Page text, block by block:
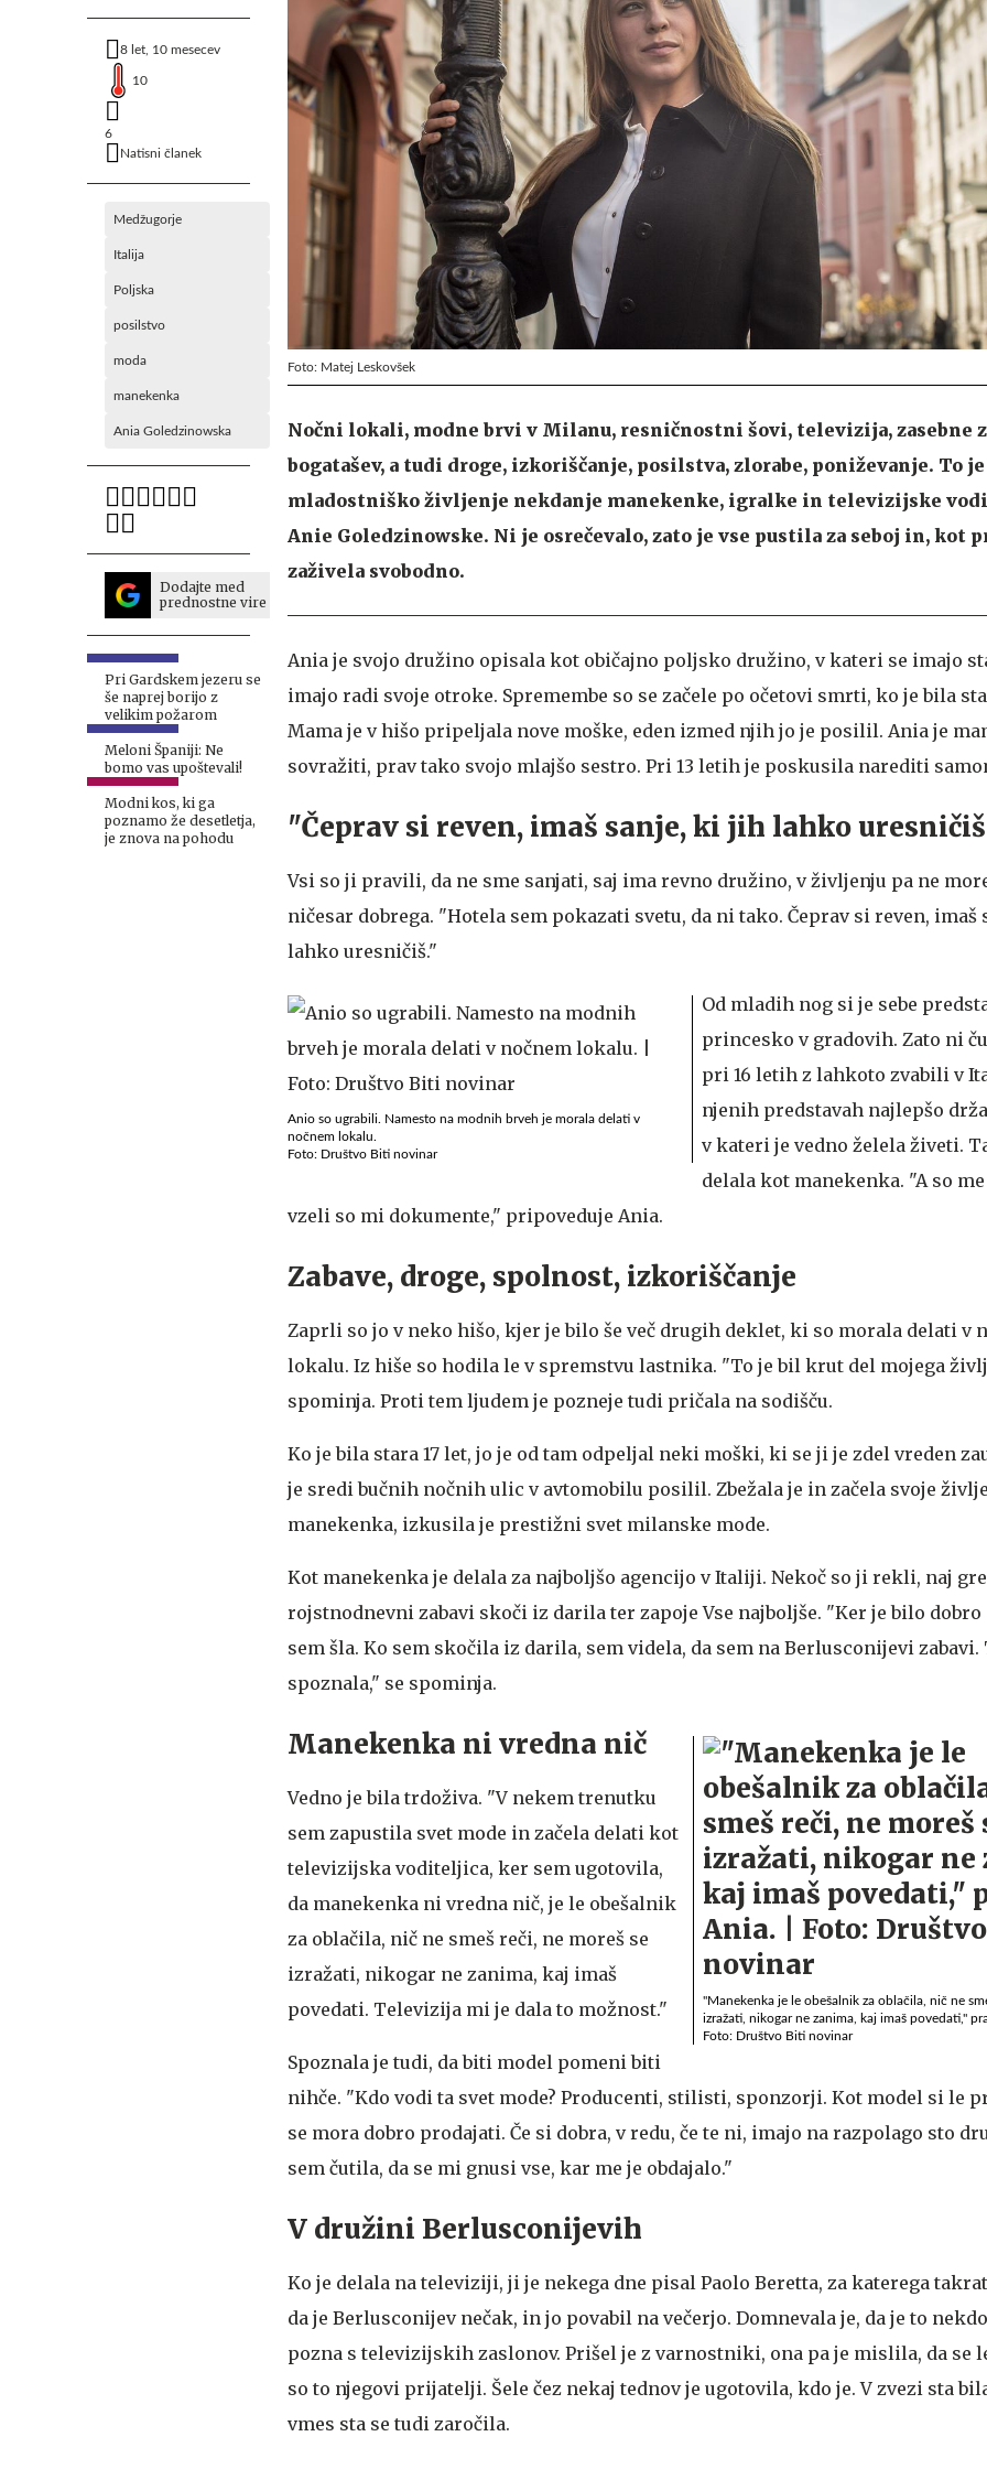
8 let, 10 mesecev
10
6
Natisni članek
Medžugorje
Italija
Poljska
posilstvo
moda
manekenka
Ania Goledzinowska
Dodajte med
prednostne vire
Pri Gardskem jezeru se
še naprej borijo z
velikim požarom
Meloni Španiji: Ne
bomo vas upoštevali!
Modni kos, ki ga
poznamo že desetletja,
je znova na pohodu
Foto: Matej Leskovšek
Nočni lokali, modne brvi v Milanu, resničnostni šovi, televizija, zasebne
bogatašev, a tudi droge, izkoriščanje, posilstva, zlorabe, poniževanje. To je
mladostniško življenje nekdanje manekenke, igralke in televizijske
Anie Goledzinowske. Ni je osrečevalo, zato je vse pustila za seboj in, kot
zaživela svobodno.
Ania je svojo družino opisala kot običajno poljsko družino, v kateri se imajo
imajo radi svoje otroke. Spremembe so se začele po očetovi smrti, ko je bila
Mama je v hišo pripeljala nove moške, eden izmed njih jo je posilil. Ania je
sovražiti, prav tako svojo mlajšo sestro. Pri 13 letih je poskusila narediti
"Čeprav si reven, imaš sanje, ki jih lahko
Vsi so ji pravili, da ne sme sanjati, saj ima revno družino, v življenju pa ne
ničesar dobrega. "Hotela sem pokazati svetu, da ni tako. Čeprav si reven, imaš
lahko uresničiš."
Anio so ugrabili. Namesto na modnih brveh je morala delati v
nočnem lokalu.
Foto: Društvo Biti novinar
Od mladih nog si je sebe
princesko v gradovih. Zato ni
pri 16 letih z lahkoto zvabili v
njenih predstavah najlepšo
v kateri je vedno želela živeti.
delala kot manekenka. "A so
vzeli so mi dokumente," pripoveduje Ania.
Zabave, droge, spolnost, izkoriščanje
Zaprli so jo v neko hišo, kjer je bilo še več drugih deklet, ki so morala delati v
lokalu. Iz hiše so hodila le v spremstvu lastnika. "To je bil krut del mojega
spominja. Proti tem ljudem je pozneje tudi pričala na sodišču.
Ko je bila stara 17 let, jo je od tam odpeljal neki moški, ki se ji je zdel vreden
je sredi bučnih nočnih ulic v avtomobilu posilil. Zbežala je in začela svoje
manekenka, izkusila je prestižni svet milanske mode.
Kot manekenka je delala za najboljšo agencijo v Italiji. Nekoč so ji rekli, naj
rojstnodnevni zabavi skoči iz darila ter zapoje Vse najboljše. "Ker je bilo dobro
sem šla. Ko sem skočila iz darila, sem videla, da sem na Berlusconijevi zabavi.
spoznala," se spominja.
"Manekenka je le obešalnik za oblačila, nič ne
izražati, nikogar ne zanima, kaj imaš povedati,"
Foto: Društvo Biti novinar
Manekenka ni vredna nič
Vedno je bila trdoživa. "V nekem trenutku
sem zapustila svet mode in začela delati kot
televizijska voditeljica, ker sem ugotovila,
da manekenka ni vredna nič, je le obešalnik
za oblačila, nič ne smeš reči, ne moreš se
izražati, nikogar ne zanima, kaj imaš
povedati. Televizija mi je dala to možnost."
Spoznala je tudi, da biti model pomeni biti
nihče. "Kdo vodi ta svet mode? Producenti, stilisti, sponzorji. Kot model si le
se mora dobro prodajati. Če si dobra, v redu, če te ni, imajo na razpolago sto
sem čutila, da se mi gnusi vse, kar me je obdajalo."
V družini Berlusconijevih
Ko je delala na televiziji, ji je nekega dne pisal Paolo Beretta, za katerega
da je Berlusconijev nečak, in jo povabil na večerjo. Domnevala je, da je to
pozna s televizijskih zaslonov. Prišel je z varnostniki, ona pa je mislila, da se
so to njegovi prijatelji. Šele čez nekaj tednov je ugotovila, kdo je. V zvezi sta
vmes sta se tudi zaročila.